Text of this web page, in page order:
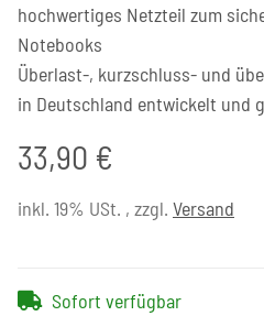
hochwertiges Netzteil zum
Notebooks
Überlast-, kurzschluss- und
in Deutschland entwickelt und
33,90 €
inkl. 19% USt. , zzgl. Versand
Sofort verfügbar